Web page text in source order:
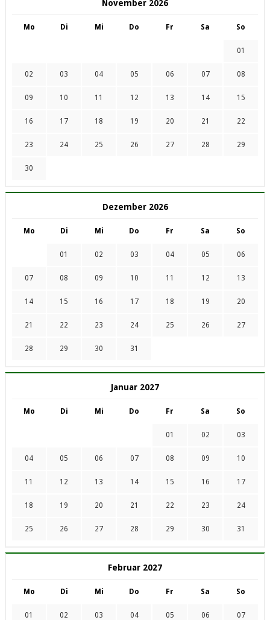
November 2026
Mo Di Mi Do Fr Sa So
01
02 03 04 05 06 07 08
09 10 11 12 13 14 15
16 17 18 19 20 21 22
23 24 25 26 27 28 29
30
Dezember 2026
Mo Di Mi Do Fr Sa So
01 02 03 04 05 06
07 08 09 10 11 12 13
14 15 16 17 18 19 20
21 22 23 24 25 26 27
28 29 30 31
Januar 2027
Mo Di Mi Do Fr Sa So
01 02 03
04 05 06 07 08 09 10
11 12 13 14 15 16 17
18 19 20 21 22 23 24
25 26 27 28 29 30 31
Februar 2027
Mo Di Mi Do Fr Sa So
01 02 03 04 05 06 07